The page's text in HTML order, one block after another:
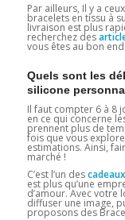
Par ailleurs, Il y a
bracelets en tissu à
livraison est plus
recherchez des
vous êtes au bon
Quels sont les
silicone
Il faut compter 6 à 8
en ce qui concerne
prennent plus de
fois que vous
estimations. Ainsi,
marché !
C’est l’un descadeaux
est plus qu’une
d’amour. Avec votre
diffuser une image,
proposons des